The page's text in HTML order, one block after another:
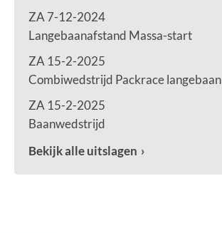
ZA 7-12-2024
Langebaanafstand Massa-start
ZA 15-2-2025
Combiwedstrijd Packrace langebaan
ZA 15-2-2025
Baanwedstrijd
Bekijk alle uitslagen